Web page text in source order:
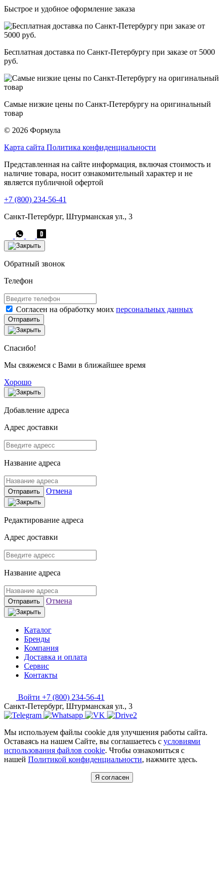
Быстрое и удобное оформление заказа
Бесплатная доставка по Санкт-Петербургу при заказе от 5000
руб.
Самые низкие цены по Санкт-Петербургу на оригинальный
товар
© 2026 Формула
Карта сайта Политика конфиденциальности
Представленная на сайте информация, включая стоимость и
наличие товара, носит ознакомительный характер и не
является публичной офертой
+7 (800) 234-56-41
Санкт-Петербург, Штурманская ул., 3
Обратный звонок
Телефон
Согласен на обработку моих персональных данных
Отправить
Спасибо!
Мы свяжемся с Вами в ближайшее время
Хорошо
Добавление адреса
Адрес доставки
Название адреса
Отправить Отмена
Редактирование адреса
Адрес доставки
Название адреса
Отправить Отмена
Каталог
Бренды
Компания
Доставка и оплата
Сервис
Контакты
Войти +7 (800) 234-56-41
Санкт-Петербург, Штурманская ул., 3
Мы используем файлы cookie для улучшения работы сайта.
Оставаясь на нашем Сайте, вы соглашаетесь с условиями
использования файлов cookie. Чтобы ознакомиться с
нашей Политикой конфиденциальности, нажмите здесь.
Я согласен